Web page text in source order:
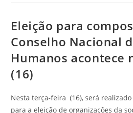
Eleição para
Conselho Nacional
Humanos acontece
(16)
Nesta terça-feira (16), será
para a eleição de organizações da